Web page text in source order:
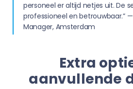
personeel er altijd netjes uit. De
professioneel en betrouwbaar.”
Manager, Amsterdam
Extra
aanvullende